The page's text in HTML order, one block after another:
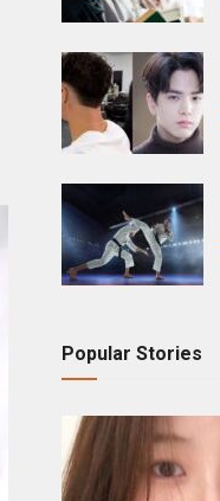
Popular Stories